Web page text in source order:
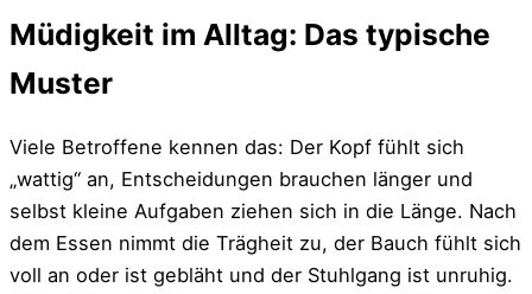
Müdigkeit im Alltag: Das typische
Muster
Viele Betroffene kennen das: Der Kopf fühlt sich
„wattig“ an, Entscheidungen brauchen länger und
selbst kleine Aufgaben ziehen sich in die Länge. Nach
dem Essen nimmt die Trägheit zu, der Bauch fühlt sich
voll an oder ist gebläht und der Stuhlgang ist unruhig.